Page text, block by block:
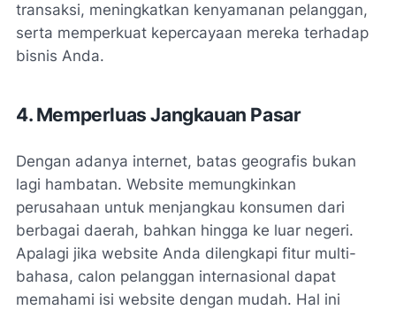
transaksi, meningkatkan kenyamanan pelanggan,
serta memperkuat kepercayaan mereka terhadap
bisnis Anda.
4. Memperluas Jangkauan Pasar
Dengan adanya internet, batas geografis bukan
lagi hambatan. Website memungkinkan
perusahaan untuk menjangkau konsumen dari
berbagai daerah, bahkan hingga ke luar negeri.
Apalagi jika website Anda dilengkapi fitur multi-
bahasa, calon pelanggan internasional dapat
memahami isi website dengan mudah. Hal ini